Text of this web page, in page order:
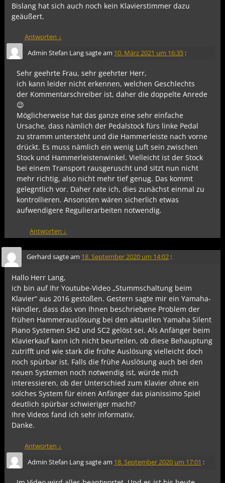
Bislang hat sich auch noch kein Klavierstimmer dazu
geäußert.
Antworten ↓
Admin Stefan Langsagte am 10. März 2021 um 16:35 :
Sehr geehrte Frau, sehr geehrter Herr,
ich kann leider nicht erkennen, welchen Geschlechts
der Kommentarschreiber ist, daher die doppelte Anrede
😉
Möglicherweise hat das ganze eine sehr einfache
Ursache, dass nämlich der Pedalstock fürs linke Pedal
zu stramm untersteht und die Hammerleiste nach vorne
drückt. Es muss nämlich ein wenig Luft sein zwischen
Stock und Hammerleistenwinkel. Vielleicht ist der Stock
bei einem Transport rausgeruscht und sitzt nun nicht
mehr richtig, also nicht mehr tief genug. Das kommt
gelegntlich vor. Daher rate ich, dies zunächst einmal zu
kontrollieren. Ansonsten wären sicherlich etwas
aufwendigere Regulierarbeiten notwendig.
Antworten ↓
Gerhard sagte am 18. September 2020 um 14:02 :
Hallo Herr Lang,
ich bin auf Ihr Youtube-Video „Stummschaltung beim
Klavier“ aus 2016 gestoßen. Gestern sagte mir ein Yamaha-
Händler, dass das von Ihnen beschriebene Problem der
frühen Hammerauslösung bei den aktuellen Yamaha Silent
Piano Systemen SH2 und SC2 gelöst sei. Als Anfänger beim
Klavierkauf kann ich nicht beurteilen, ob diese Behauptung
zutrifft und wie stark die frühe Auslösung vielleicht doch
noch spürbar ist. Falls die frühe Auslösung auch bei den
neuen Systemen noch notwendig ist, würde mich
interessieren, ob der Unterschied zum Klavier ohne ein
solches System für einen Anfänger das pianissimo Spiel
deutlich spürbar schwieriger macht?
Ihre Videos fand ich sehr informativ.
Danke.
Antworten ↓
Admin Stefan Langsagte am 18. September 2020 um 17:01 :